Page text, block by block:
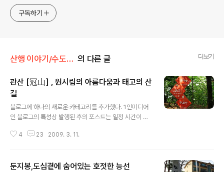
구독하기
산행 이야기/수도권남부산행기 의 다른 글 더보기
관산 [冠山] , 원시림의 아름다움과 태고의 산
길
블로그에 하나의 새로운 카테고리를 추가했다. 1인미디어
인 블로그의 특성상 발행된 후의 포스트는 일정 시간이 지
며 찾아본 이름 없는 산들 중 기억에 오래도록 남겨진 인상
의 산 관산에 대한 이야기를 소개해 본다 경기도 광주 퇴촌
4 23 2009. 3. 11.
둔지봉,도심곁에 숨어있는 호젓한 능선